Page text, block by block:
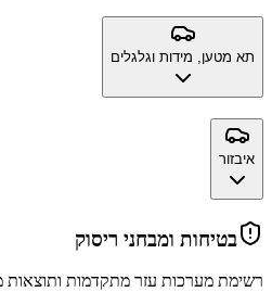
תא מטען, מידות וגלגלים
איבזור
בטיחות ומבחני ריסוק
רשימת מערכות עזר מתקדמות ותוצאות